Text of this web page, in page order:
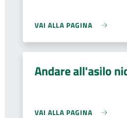
VAI ALLA PAGINA
Andare all'asilo
VAI ALLA PAGINA